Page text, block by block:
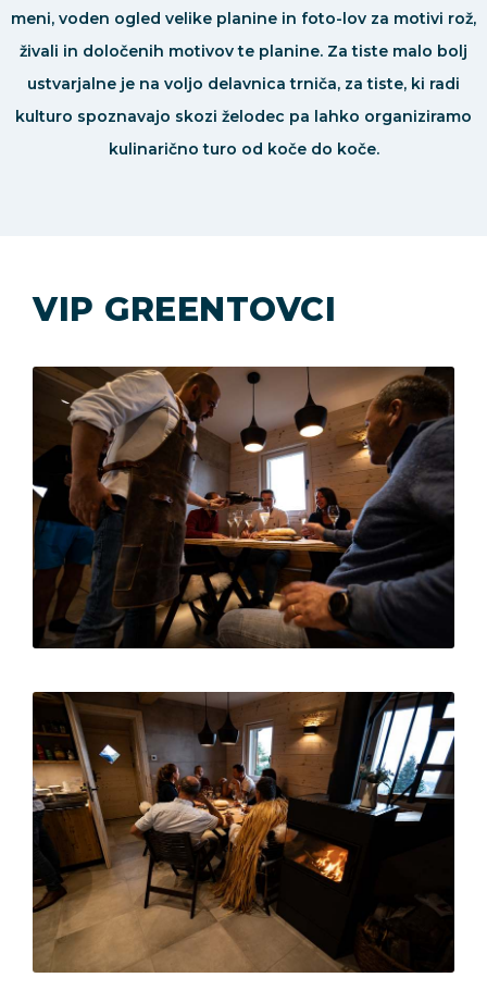
meni, voden ogled velike planine in foto-lov za motivi rož,
živali in določenih motivov te planine. Za tiste malo bolj
ustvarjalne je na voljo delavnica trniča, za tiste, ki radi
kulturo spoznavajo skozi želodec pa lahko organiziramo
kulinarično turo od koče do koče.
VIP GREENTOVCI